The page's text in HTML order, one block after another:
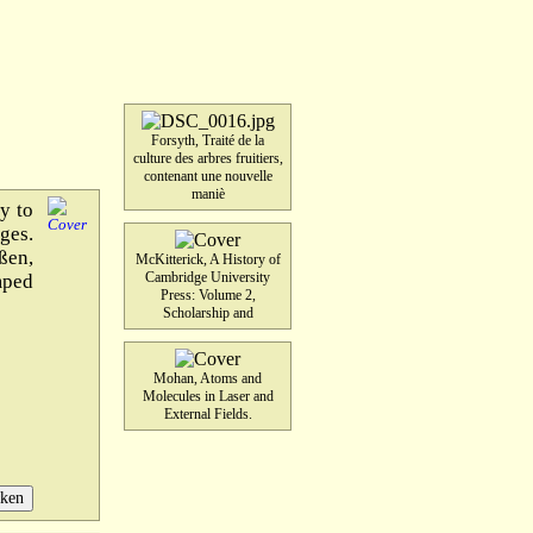
Forsyth, Traité de la
culture des arbres fruitiers,
contenant une nouvelle
maniè
McKitterick, A History of
Cambridge University
Press: Volume 2,
Scholarship and
Mohan, Atoms and
Molecules in Laser and
External Fields.
to